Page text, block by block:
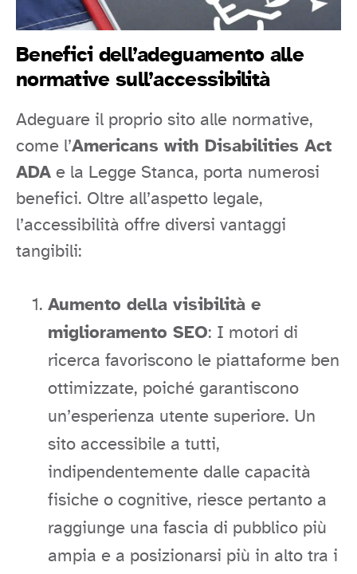
Benefici dell’adeguamento alle
normative sull’accessibilità
Adeguare il proprio sito alle normative,
come l’Americans with Disabilities Act
ADA e la Legge Stanca, porta numerosi
benefici. Oltre all’aspetto legale,
l’accessibilità offre diversi vantaggi
tangibili:
Aumento della visibilità e
miglioramento SEO: I motori di
ricerca favoriscono le piattaforme ben
ottimizzate, poiché garantiscono
un’esperienza utente superiore. Un
sito accessibile a tutti,
indipendentemente dalle capacità
fisiche o cognitive, riesce pertanto a
raggiunge una fascia di pubblico più
ampia e a posizionarsi più in alto tra i